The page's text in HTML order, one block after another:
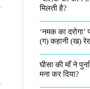
मिलती है?
‘नमक का दरोगा’
(ग) कहानी (ख)
घीसा की माँ ने
मना कर दिया?